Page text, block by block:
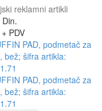
reklamni artikli
PDV